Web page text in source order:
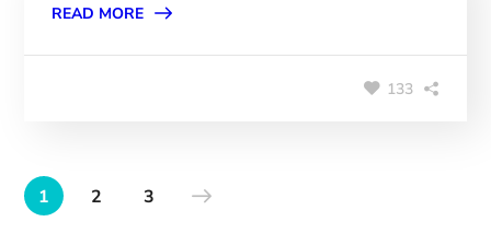
READ MORE
133
1 2 3